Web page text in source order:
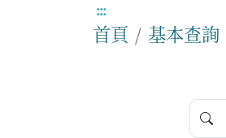
:::
首頁 基本查詢